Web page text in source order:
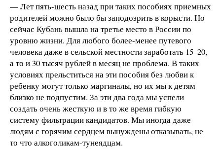
— Лет пять-шесть назад при таких пособиях приемных
родителей можно было бы заподозрить в корысти. Но
сейчас Кубань вышла на третье место в России по
уровню жизни. Для любого более-менее путевого
человека даже в сельской местности заработать 15–20,
а то и 30 тысяч рублей в месяц не проблема. В таких
условиях прельститься на эти пособия без любви к
ребенку могут только маргиналы, но их мы к детям
близко не подпустим. За эти два года мы успели
создать очень жесткую и в то же время гибкую
систему фильтрации кандидатов. Мы иногда даже
людям с горячим сердцем вынуждены отказывать, не
то что алкоголикам-тунеядцам.